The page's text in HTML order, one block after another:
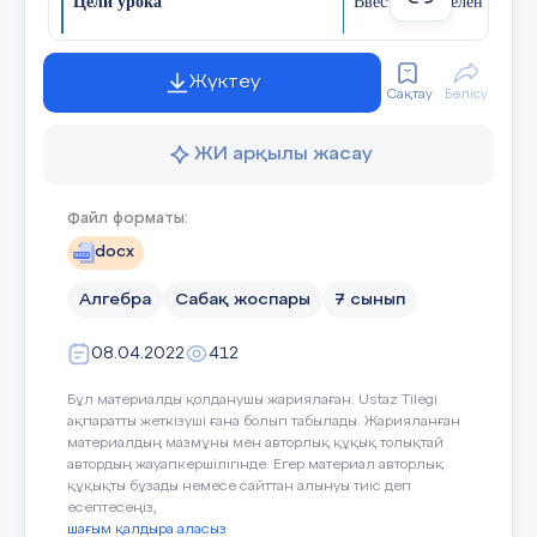
кўр! Ўйланиб кўр!  Молодец!  17ва
11 слайд
№ 2(б) Подумай! Ўйланиб кўр! Ўйланиб кўр!
Молодец! Таққосланг ва 9  82 
№ 2(в) Ўйланиб кўр! Ўйланиб кўр! Ўйланиб
кўр!  Молодец! Таққосланг 5 6 6 5 ва
Научиться находить
Показывать
Языковые цели Учащиеся :
Знать и использовать
Жүктеу
Сақтау Бөлісу
ЖИ арқылы жасау
Файл форматы:
docx
Алгебра Сабақ жоспары 7 сынып
08.04.2022 412
Бұл материалды қолданушы жариялаған. Ustaz Tilegi
ақпаратты жеткізуші ғана болып табылады. Жарияланған
материалдың мазмұны мен авторлық құқық толықтай
автордың жауапкершілігінде. Егер материал авторлық
құқықты бұзады немесе сайттан алынуы тиіс деп
есептесеңіз,
шағым қалдыра аласыз